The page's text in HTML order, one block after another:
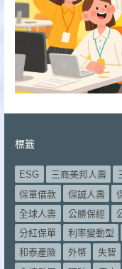
標籤
ESG 三商美邦人壽
保單借款
保誠人壽
全球人壽
公勝保經
分紅保單
利率變動型
和泰產險
外幣 失智